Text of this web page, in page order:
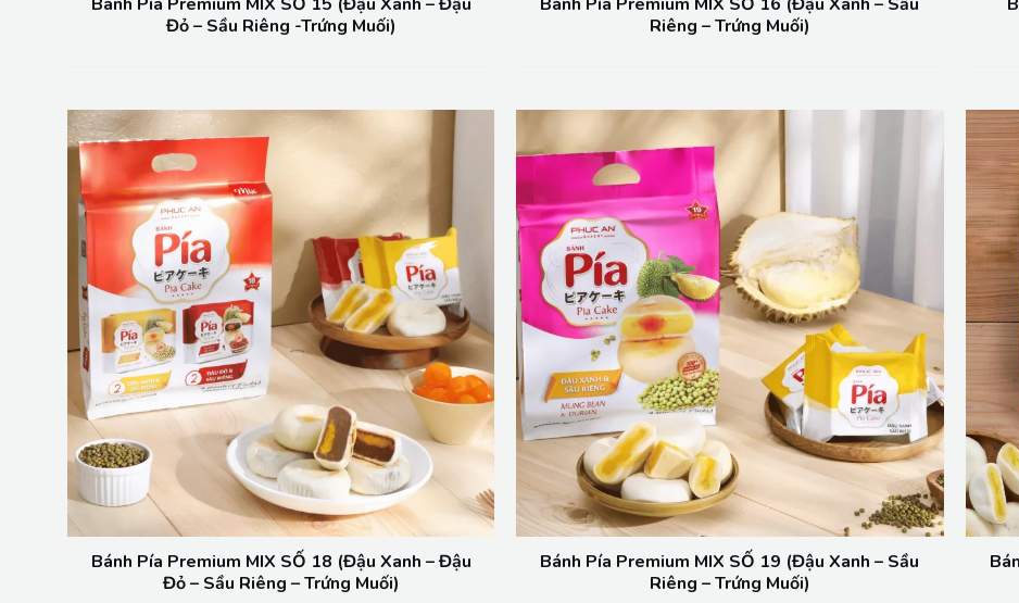
Đỏ – Sầu Riêng -Trứng Muối)
Riêng – Trứng Muối)
Bánh Pía Premium MIX SỐ 18 (Đậu Xanh – Đậu
Đỏ – Sầu Riêng – Trứng Muối)
Bánh Pía Premium MIX SỐ 19 (Đậu Xanh – Sầu
Riêng – Trứng Muối)